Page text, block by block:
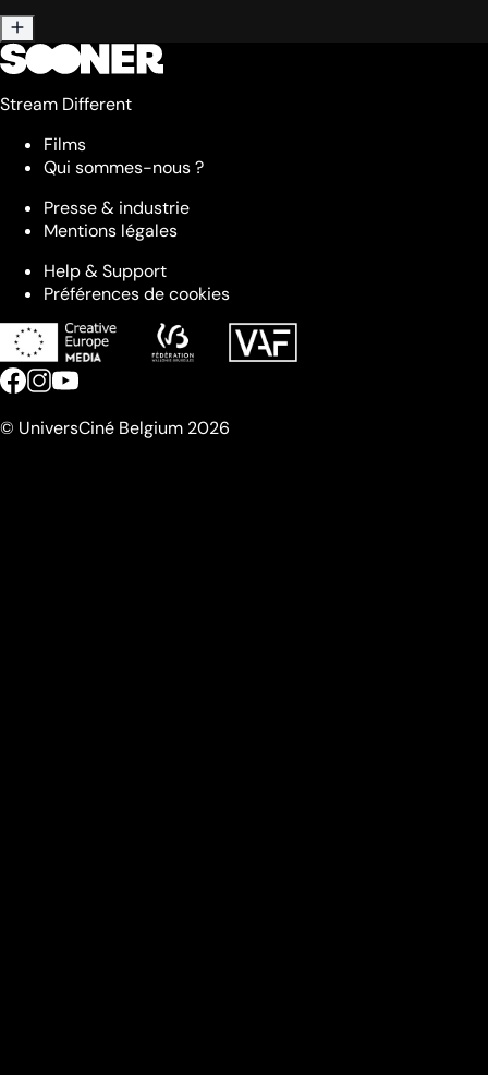
Stream Different
Films
Qui sommes-nous ?
Presse & industrie
Mentions légales
Help & Support
Préférences de cookies
© UniversCiné Belgium 2026